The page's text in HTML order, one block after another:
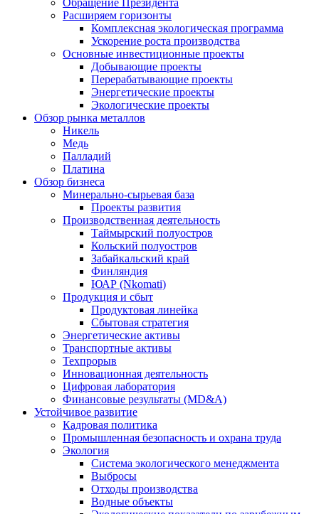
Обращение Президента
Расширяем горизонты
Комплексная экологическая программа
Ускорение роста производства
Основные инвестиционные проекты
Добывающие проекты
Перерабатывающие проекты
Энергетические проекты
Экологические проекты
Обзор рынка металлов
Никель
Медь
Палладий
Платина
Обзор бизнеса
Минерально-сырьевая база
Проекты развития
Производственная деятельность
Таймырский полуостров
Кольский полуостров
Забайкальский край
Финляндия
ЮАР (Nkomati)
Продукция и сбыт
Продуктовая линейка
Сбытовая стратегия
Энергетические активы
Транспортные активы
Техпрорыв
Инновационная деятельность
Цифровая лаборатория
Финансовые результаты (MD&A)
Устойчивое развитие
Кадровая политика
Промышленная безопасность и охрана труда
Экология
Система экологического менеджмента
Выбросы
Отходы производства
Водные объекты